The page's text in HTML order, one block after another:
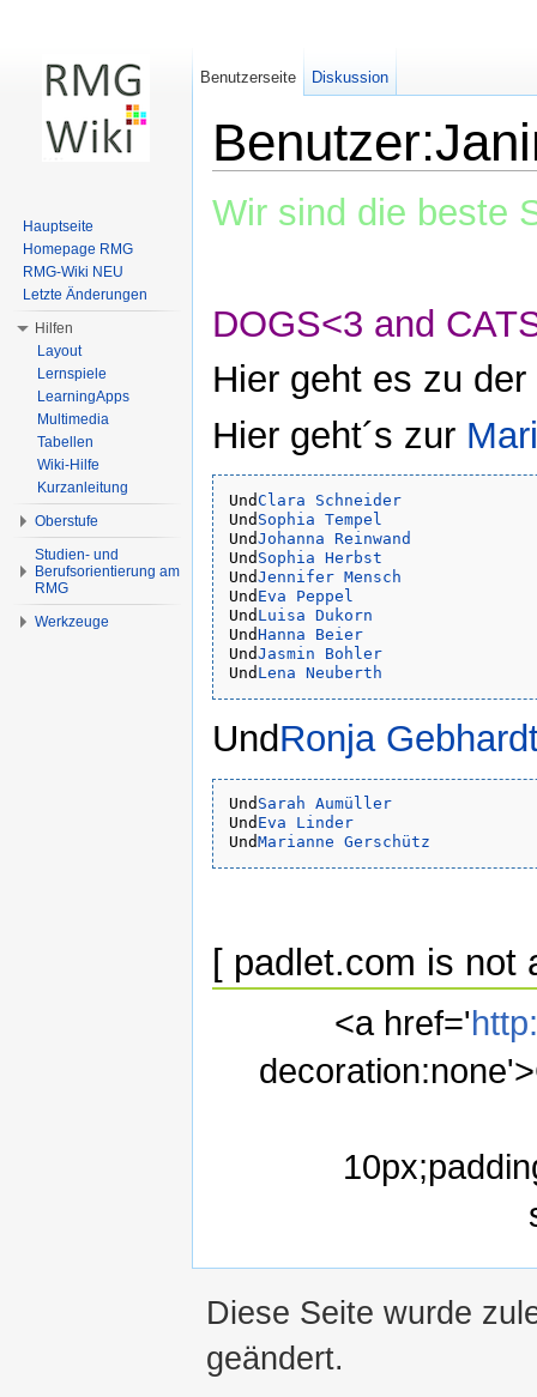
Wir sind die beste
DOGS<3 and
Hier geht es zu
Hier geht´s zur
UndClara Schneider
Und Sophia Tempel
UndJohanna Reinwand
Und Sophia Herbst
UndJennifer Mensch
Und Eva Peppel
Und Luisa Dukorn
UndHanna Beier
UndJasmin Bohler
Und Lena Neuberth
UndRonja
Und Sarah Aumüller
Und Eva Linder
UndMarianne Gerschütz
[ padlet.com is not
<a href='
Benutzerseite Diskussion
Hauptseite
Homepage RMG
RMG-Wiki NEU
Letzte Änderungen
Hilfen
Layout
Lernspiele
LearningApps
Multimedia
Tabellen
Wiki-Hilfe
Kurzanleitung
Oberstufe
Studien- und
Berufsorientierung am
RMG
Werkzeuge
Diese Seite wurde
geändert.